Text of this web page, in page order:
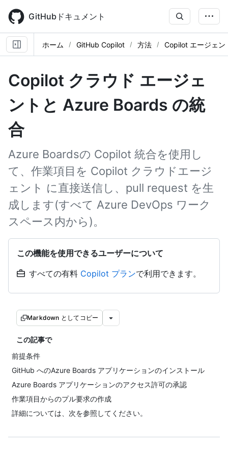
main
content
GitHubドキュメント
ホーム GitHub Copilot 方法 Copilot エージェン
Copilot クラウド エージェ
ントと Azure Boards の統
合
Azure Boardsの Copilot 統合を使用し
て、作業項目を Copilot クラウドエージ
ェント に直接送信し、pull request を生
成します(すべて Azure DevOps ワーク
スペース内から)。
この機能を使用できるユーザーについて
すべての有料 Copilot プランで利用できます。
Markdown としてコピー
この記事で
前提条件
GitHub へのAzure Boards アプリケーションのインストール
Azure Boards アプリケーションのアクセス許可の承認
作業項目からのプル要求の作成
詳細については、次を参照してください。